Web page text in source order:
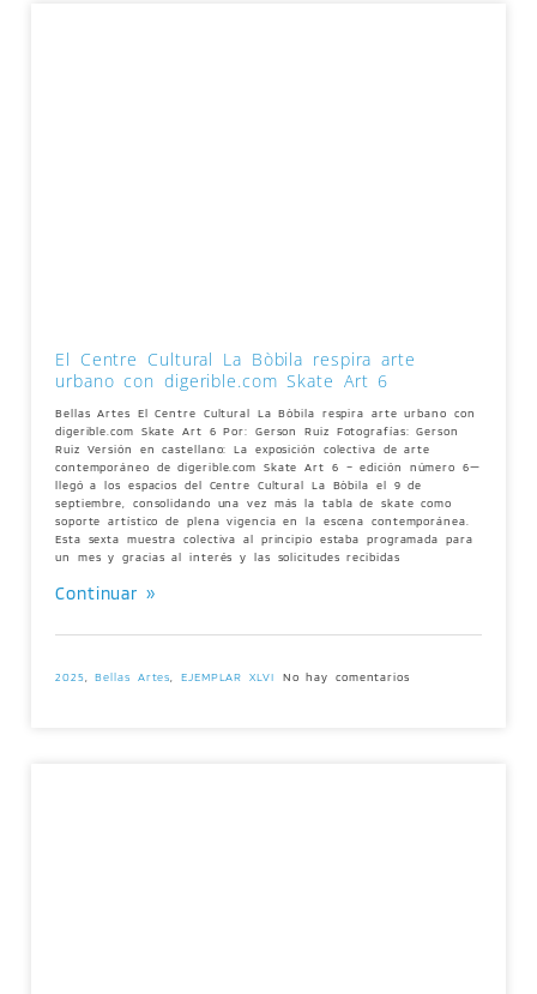
El Centre Cultural La Bòbila respira arte
urbano con digerible.com Skate Art 6
Bellas Artes El Centre Cultural La Bòbila respira arte urbano con
digerible.com Skate Art 6 Por: Gerson Ruiz Fotografías: Gerson
Ruiz Versión en castellano: La exposición colectiva de arte
contemporáneo de digerible.com Skate Art 6 – edición número 6—
llegó a los espacios del Centre Cultural La Bòbila el 9 de
septiembre, consolidando una vez más la tabla de skate como
soporte artístico de plena vigencia en la escena contemporánea.
Esta sexta muestra colectiva al principio estaba programada para
un mes y gracias al interés y las solicitudes recibidas
Continuar »
2025 ,Bellas Artes ,EJEMPLAR XLVI No hay comentarios